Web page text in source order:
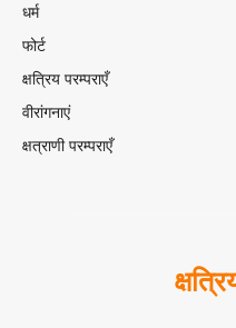
धर्म
फोर्ट
क्षत्रिय परम्पराएँ
वीरांगनाएं
क्षत्राणी परम्पराएँ